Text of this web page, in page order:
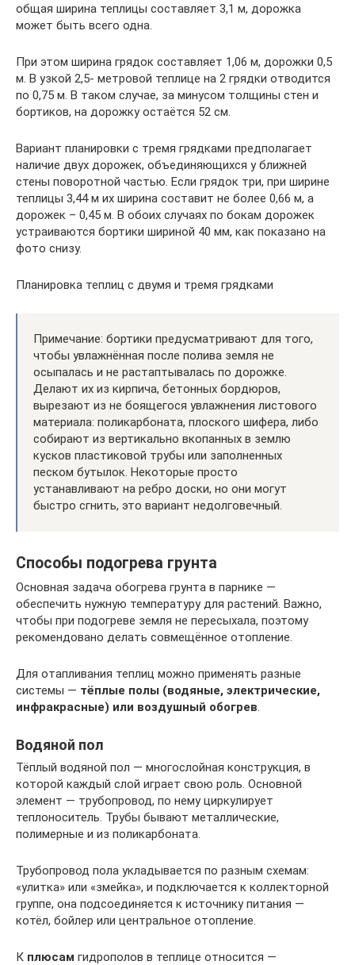
общая ширина теплицы составляет 3,1 м, дорожка
может быть всего одна.
При этом ширина грядок составляет 1,06 м, дорожки 0,5
м. В узкой 2,5- метровой теплице на 2 грядки отводится
по 0,75 м. В таком случае, за минусом толщины стен и
бортиков, на дорожку остаётся 52 см.
Вариант планировки с тремя грядками предполагает
наличие двух дорожек, объединяющихся у ближней
стены поворотной частью. Если грядок три, при ширине
теплицы 3,44 м их ширина составит не более 0,66 м, а
дорожек – 0,45 м. В обоих случаях по бокам дорожек
устраиваются бортики шириной 40 мм, как показано на
фото снизу.
Планировка теплиц с двумя и тремя грядками
Примечание: бортики предусматривают для того,
чтобы увлажнённая после полива земля не
осыпалась и не растаптывалась по дорожке.
Делают их из кирпича, бетонных бордюров,
вырезают из не боящегося увлажнения листового
материала: поликарбоната, плоского шифера, либо
собирают из вертикально вкопанных в землю
кусков пластиковой трубы или заполненных
песком бутылок. Некоторые просто
устанавливают на ребро доски, но они могут
быстро сгнить, это вариант недолговечный.
Способы подогрева грунта
Основная задача обогрева грунта в парнике —
обеспечить нужную температуру для растений. Важно,
чтобы при подогреве земля не пересыхала, поэтому
рекомендовано делать совмещённое отопление.
Для отапливания теплиц можно применять разные
системы — тёплые полы (водяные, электрические,
инфракрасные) или воздушный обогрев
Водяной пол
Тёплый водяной пол — многослойная конструкция, в
которой каждый слой играет свою роль. Основной
элемент — трубопровод, по нему циркулирует
теплоноситель. Трубы бывают металлические,
полимерные и из поликарбоната.
Трубопровод пола укладывается по разным схемам:
«улитка» или «змейка», и подключается к коллекторной
группе, она подсоединяется к источнику питания —
котёл, бойлер или центральное отопление.
К плюсам гидрополов в теплице относится —